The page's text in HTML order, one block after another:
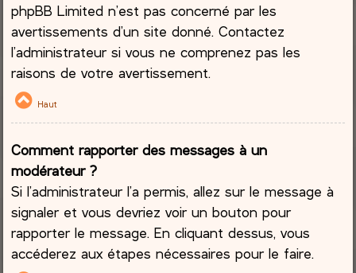
phpBB Limited n’est pas concerné par les
avertissements d’un site donné. Contactez
l’administrateur si vous ne comprenez pas les
raisons de votre avertissement.
Haut
Comment rapporter des messages à un
modérateur ?
Si l’administrateur l’a permis, allez sur le message à
signaler et vous devriez voir un bouton pour
rapporter le message. En cliquant dessus, vous
accéderez aux étapes nécessaires pour le faire.